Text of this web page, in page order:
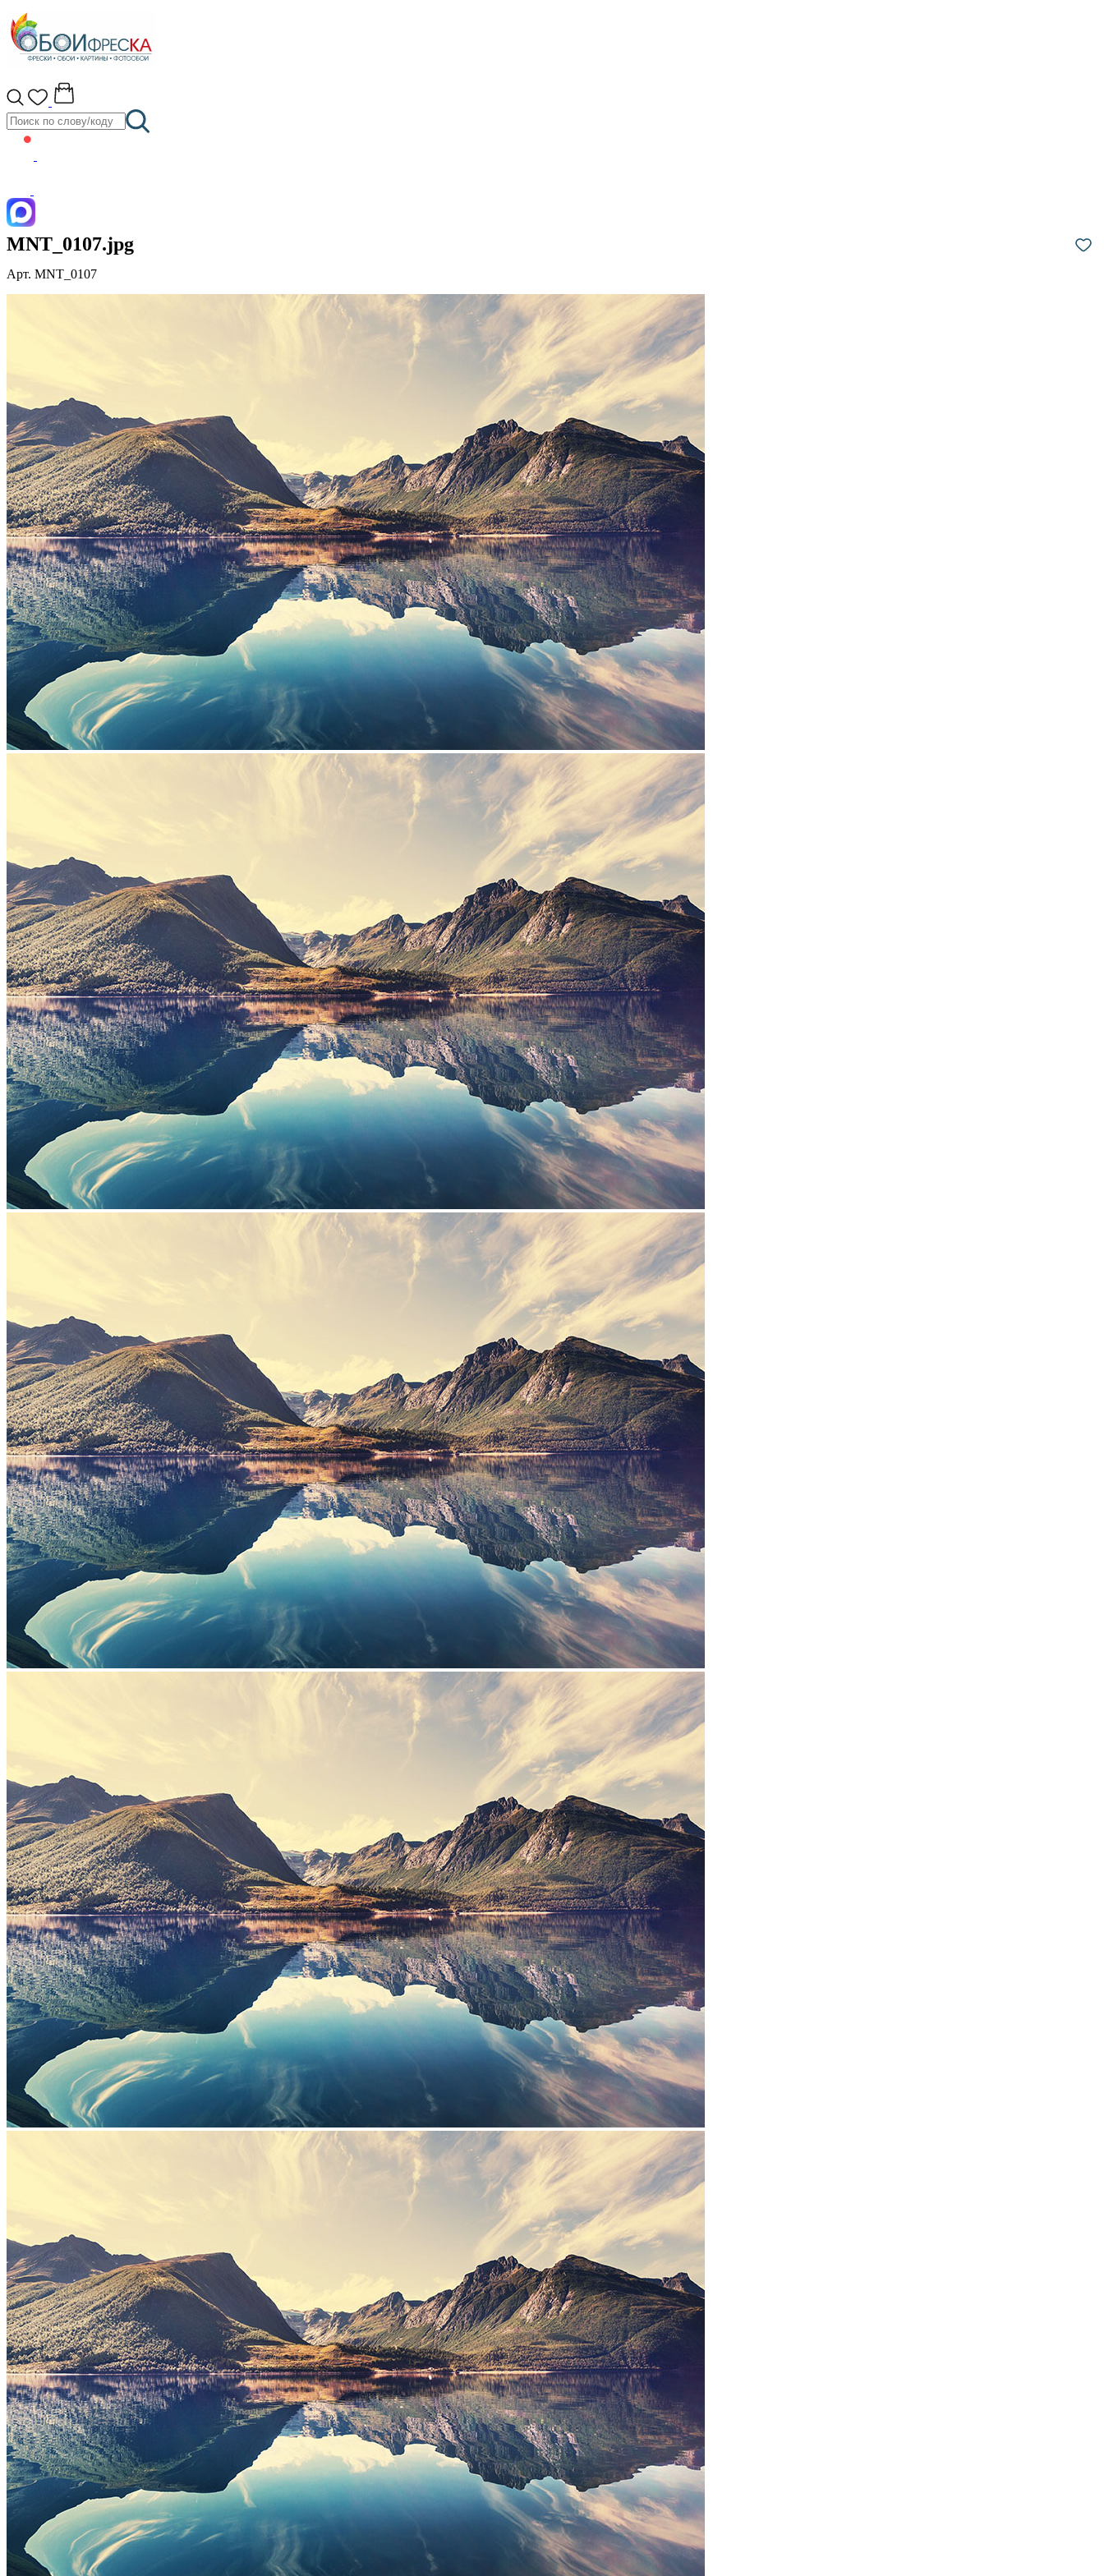
MNT_0107.jpg
Арт. MNT_0107